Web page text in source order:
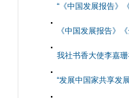
“《中国发展报告》
《中国发展报告》
我社书香大使李嘉
“发展中国家共享发